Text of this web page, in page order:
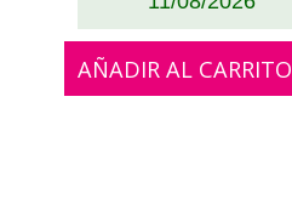
AÑADIR AL CARRITO